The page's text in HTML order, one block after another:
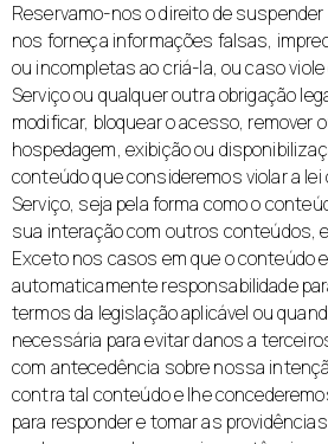
Reservamo-nos o direito de
nos forneça informações falsas,
ou incompletas ao criá-la, ou caso
Serviço ou qualquer outra obrigação
modificar, bloquear o acesso, remover
hospedagem, exibição ou
conteúdo que consideremos violar a
Serviço, seja pela forma como o
sua interação com outros conteúdos,
Exceto nos casos em que o conteúdo
automaticamente responsabilidade
termos da legislação aplicável ou
necessária para evitar danos a
com antecedência sobre nossa
contra tal conteúdo e lhe
para responder e tomar as